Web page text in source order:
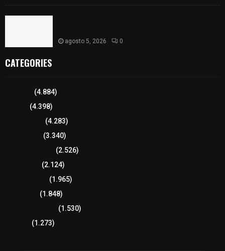
agosto 5, 2026 0
CATEGORIES
(4.884)
(4.398)
(4.283)
(3.340)
(2.526)
(2.124)
(1.965)
(1.848)
(1.530)
(1.273)